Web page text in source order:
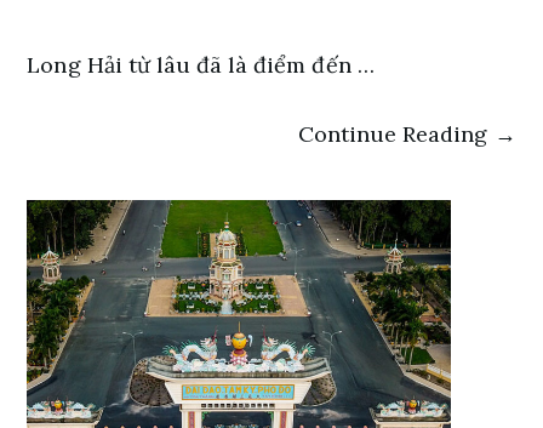
Long Hải từ lâu đã là điểm đến …
Continue Reading →